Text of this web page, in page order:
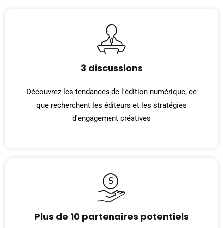
3 discussions
Découvrez les tendances de l'édition numérique, ce
que recherchent les éditeurs et les stratégies
d'engagement créatives
Plus de 10 partenaires potentiels